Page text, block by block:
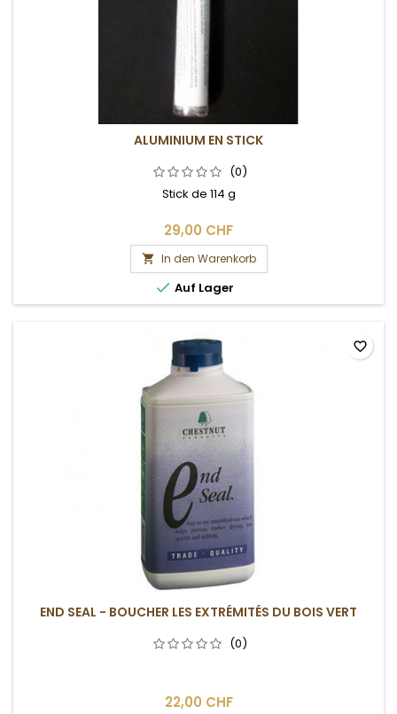
ALUMINIUM EN STICK
(0)
Stick de 114 g
29,00 CHF
 In den Warenkorb
 Auf Lager
END SEAL - BOUCHER LES EXTRÉMITÉS DU BOIS VERT
(0)
22,00 CHF
favorite_border